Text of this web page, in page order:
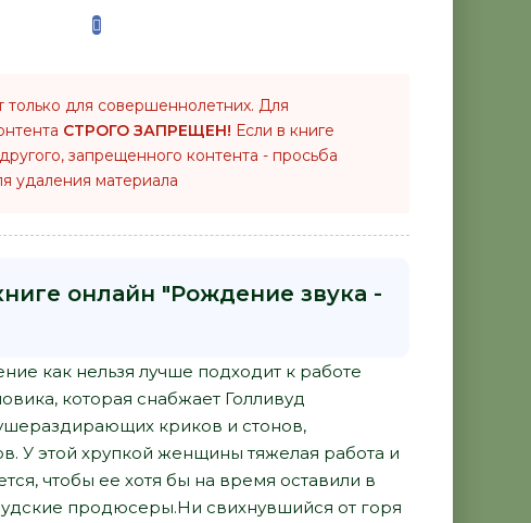
для совершеннолетних. Для
СТРОГО ЗАПРЕЩЕН! Если в книге
запрещенного контента - просьба
удаления материала
онлайн "Рождение звука -
как нельзя лучше подходит к работе
которая снабжает Голливуд
криков и стонов,
У этой хрупкой женщины тяжелая работа и
чтобы ее хотя бы на время оставили в
продюсеры.Ни свихнувшийся от горя